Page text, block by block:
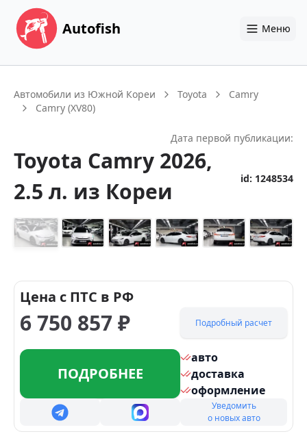
Autofish Меню
Автомобили из Южной Кореи Toyota
Camry
Camry (XV80)
Дата первой публикации:
Toyota Camry 2026,
2.5 л. из Кореи id: 1248534
Цена с ПТС в РФ
6 750 857₽ Подробный расчет
ПОДРОБНЕЕ
авто
доставка
оформление
Уведомить
о новых авто